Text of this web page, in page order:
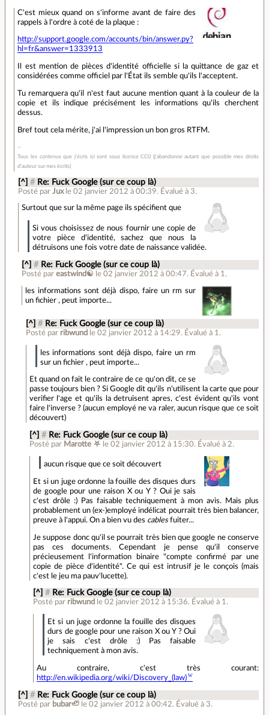
C'est mieux quand on s'informe avant de faire des
rappels à l'ordre à coté de la plaque :
http://support.google.com/accounts/bin/answer.py?
hl=fr&answer=1333913
Il est mention de pièces d'identité officielle si la quittance de gaz et
considérées comme officiel par l'État ils semble qu'ils l'acceptent.
Tu remarquera qu'il n'est faut aucune mention quant à la couleur de la
copie et ils indique précisément les informations qu'ils cherchent
dessus.
Bref tout cela mérite, j'ai l'impression un bon gros RTFM.
Tous les contenus que j'écris ici sont sous licence CC0 (j'abandonne autant que possible mes droits
d'auteur sur mes écrits)
[^] # Re: Fuck Google (sur ce coup là)
Posté par Jux le 02 janvier 2012 à 00:39. Évalué à 3.
Surtout que sur la même page ils spécifient que
Si vous choisissez de nous fournir une copie de
votre pièce d'identité, sachez que nous la
détruisons une fois votre date de naissance validée.
[^] # Re: Fuck Google (sur ce coup là)
Posté pareastwind☯ le 02 janvier 2012 à 00:47. Évalué à 1 .
les informations sont déjà dispo, faire un rm sur
un fichier , peut importe...
[^] # Re: Fuck Google (sur ce coup là)
Posté par ribwund le 02 janvier 2012 à 14:29. Évalué à 1 .
les informations sont déjà dispo, faire un rm
sur un fichier , peut importe...
Et quand on fait le contraire de ce qu'on dit, ce se
passe toujours bien ? Si Google dit qu'ils n'utilisent la carte que pour
verifier l'age et qu'ils la detruisent apres, c'est évident qu'ils vont
faire l'inverse ? (aucun employé ne va raler, aucun risque que ce soit
découvert)
[^] # Re: Fuck Google (sur ce coup là)
Posté par Marotte ⛧ le 02 janvier 2012 à 15:30. Évalué à 2.
aucun risque que ce soit découvert
Et si un juge ordonne la fouille des disques durs
de google pour une raison X ou Y ? Oui je sais
c'est drôle :) Pas faisable techniquement à mon avis. Mais plus
probablement un (ex-)employé indélicat pourrait très bien balancer,
preuve à l'appui. On a bien vu des cablesfuiter...
Je suppose donc qu'il se pourrait très bien que google ne conserve
pas ces documents. Cependant je pense qu'il conserve
précieusement l'information binaire "compte confirmé par une
copie de pièce d'identité". Ce qui est intrusif je le conçois (mais
c'est le jeu ma pauv'lucette).
[^] # Re: Fuck Google (sur ce coup là)
Posté par ribwund le 02 janvier 2012 à 15:36. Évalué à 1 .
Et si un juge ordonne la fouille des disques
durs de google pour une raison X ou Y ? Oui
je sais c'est drôle :) Pas faisable
techniquement à mon avis.
Au contraire, c'est très courant:
http://en.wikipedia.org/wiki/Discovery_(law)
[^] # Re: Fuck Google (sur ce coup là)
Posté par bubar🦥 le 02 janvier 2012 à 00:42. Évalué à 3.